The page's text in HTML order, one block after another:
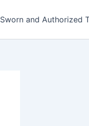
Sworn and Authorized